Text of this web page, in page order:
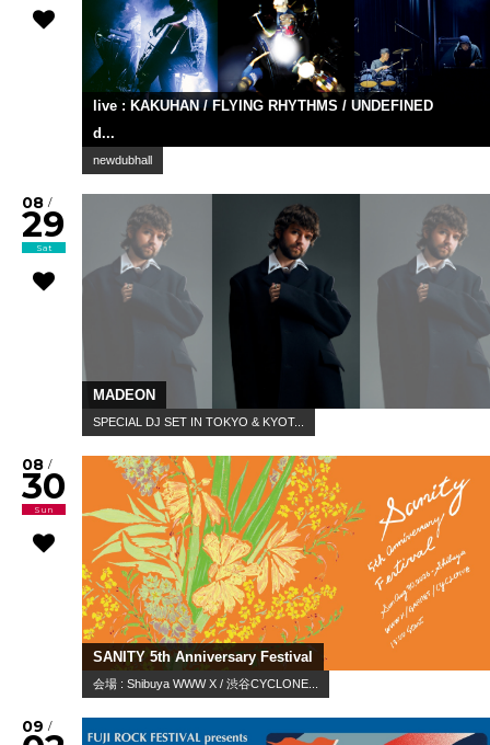
live : KAKUHAN / FLYING RHYTHMS / UNDEFINED
d...
newdubhall
08 /
29
Sat
MADEON
SPECIAL DJ SET IN TOKYO & KYOT...
08 /
30
Sun
SANITY 5th Anniversary Festival
会場 : Shibuya WWW X / 渋谷CYCLONE...
09 /